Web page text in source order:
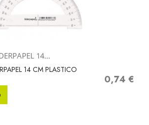
14...
14 CM PLASTICO
Precio
0,74 €